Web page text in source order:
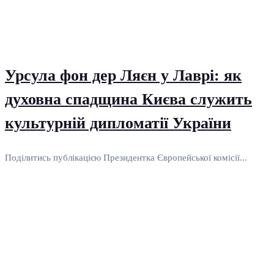
Урсула фон дер Ляєн у Лаврі: як
духовна спадщина Києва служить
культурній дипломатії України
Поділитись публікацією Президентка Європейської комісії...